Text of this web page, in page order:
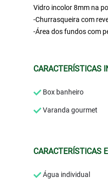
Vidro incolor 8mm na
-Churrasqueira com
-Área dos fundos com
CARACTERÍSTICAS
Box banheiro
Varanda gourmet
CARACTERÍSTICAS
Água individual